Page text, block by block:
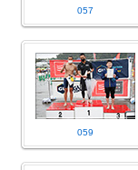
057
059